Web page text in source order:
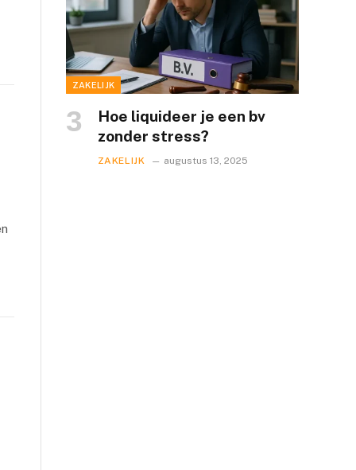
ZAKELIJK
Hoe liquideer je een bv
zonder stress?
ZAKELIJK augustus 13, 2025